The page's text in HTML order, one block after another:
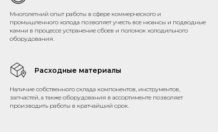
Многолетний опыт работы в сфере коммерческого и
промышленного холода позволяет учесть все нюансы и подводные
камни в процессе устранение сбоев и поломок холодильного
оборудования.
Расходные материалы
Наличие собственного склада компонентов, инструментов,
запчастей, а также оборудования в ассортименте позволяет
производить работы в кратчайший срок.